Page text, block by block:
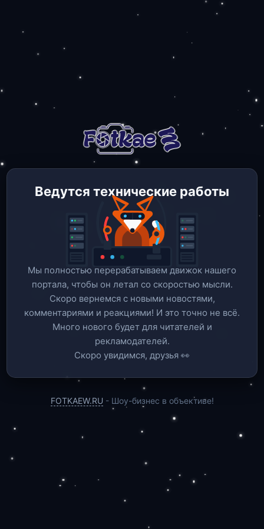
Ведутся технические работы
Мы полностью перерабатываем движок нашего
портала, чтобы он летал со скоростью мысли.
Скоро вернемся c новыми новостями,
комментариями и реакциями! И это точно не всё.
Много нового будет для читателей и
рекламодателей.
Скоро увидимся, друзья 👀
FOTKAEW.RU - Шоу-бизнес в объективе!